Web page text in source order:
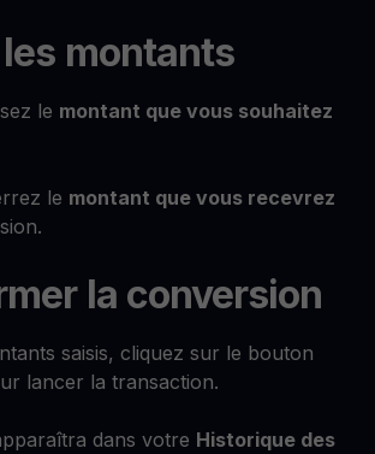
montants
le montant que vous souhaitez
le montant que vous recevrez
la conversion
saisis, cliquez sur le bouton
lancer la transaction.
dans votre Historique des